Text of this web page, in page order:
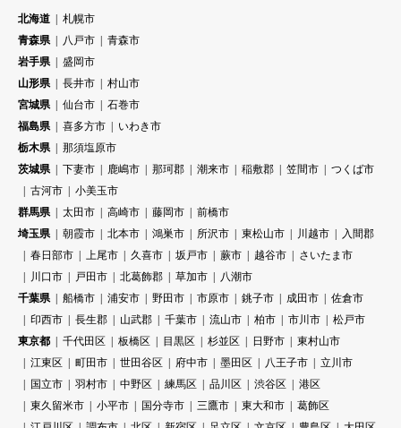
北海道
札幌市
青森県
八戸市
青森市
岩手県
盛岡市
山形県
長井市
村山市
宮城県
仙台市
石巻市
福島県
喜多方市
いわき市
栃木県
那須塩原市
茨城県
下妻市 鹿嶋市 那珂郡 潮来市 稲敷郡 笠間市
つくば市
古河市
小美玉市
群馬県
太田市 高崎市 藤岡市
前橋市
埼玉県
朝霞市 北本市 鴻巣市 所沢市 東松山市 川越市
入間郡
春日部市
上尾市 久喜市 坂戸市 蕨市 越谷市
さいたま市
川口市
戸田市 北葛飾郡 草加市
八潮市
千葉県
船橋市 浦安市 野田市 市原市 銚子市 成田市
佐倉市
印西市
長生郡 山武郡 千葉市 流山市 柏市 市川市
松戸市
東京都
千代田区 板橋区 目黒区 杉並区 日野市
東村山市
江東区
町田市 世田谷区 府中市 墨田区 八王子市
立川市
国立市
羽村市 中野区 練馬区 品川区 渋谷区
港区
東久留米市
小平市 国分寺市 三鷹市 東大和市
葛飾区